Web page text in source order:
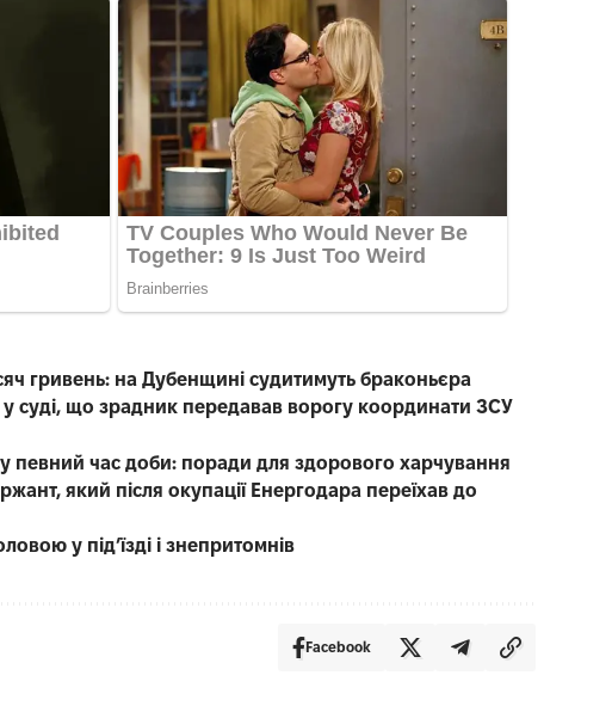
гривень: на Дубенщині судитимуть браконьєра
у суді, що зрадник передавав ворогу координати ЗСУ
певний час доби: поради для здорового харчування
який після окупації Енергодара переїхав до
у під’їзді і знепритомнів
Facebook